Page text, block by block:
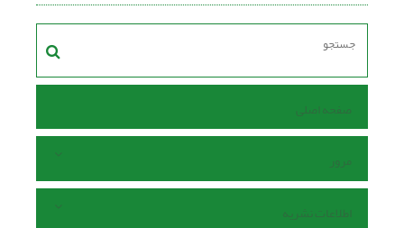
صفحه اصلی
مرور
اطلاعات نشریه